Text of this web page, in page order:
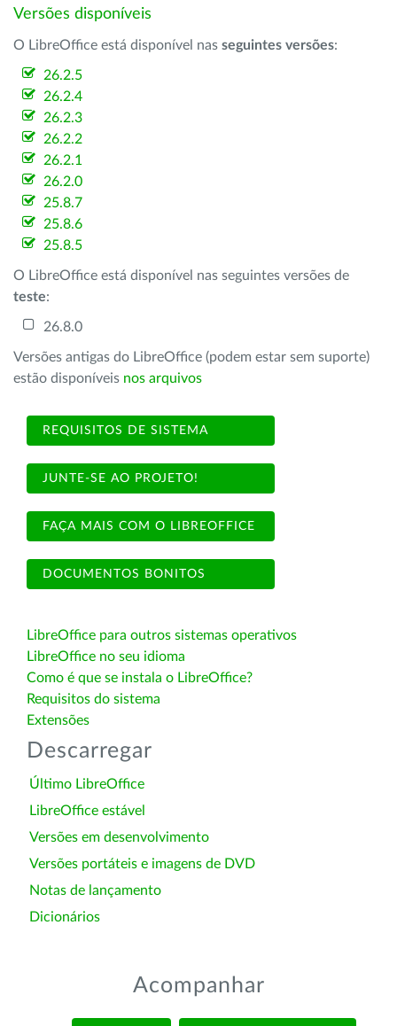
Versões disponíveis
O LibreOffice está disponível nas seguintes versões:
26.2.5
26.2.4
26.2.3
26.2.2
26.2.1
26.2.0
25.8.7
25.8.6
25.8.5
O LibreOffice está disponível nas seguintes versões de
teste:
26.8.0
Versões antigas do LibreOffice (podem estar sem suporte)
estão disponíveis nos arquivos
REQUISITOS DE SISTEMA
JUNTE-SE AO PROJETO!
FAÇA MAIS COM O LIBREOFFICE
DOCUMENTOS BONITOS
LibreOffice para outros sistemas operativos
LibreOffice no seu idioma
Como é que se instala o LibreOffice?
Requisitos do sistema
Extensões
Descarregar
Último LibreOffice
LibreOffice estável
Versões em desenvolvimento
Versões portáteis e imagens de DVD
Notas de lançamento
Dicionários
Acompanhar